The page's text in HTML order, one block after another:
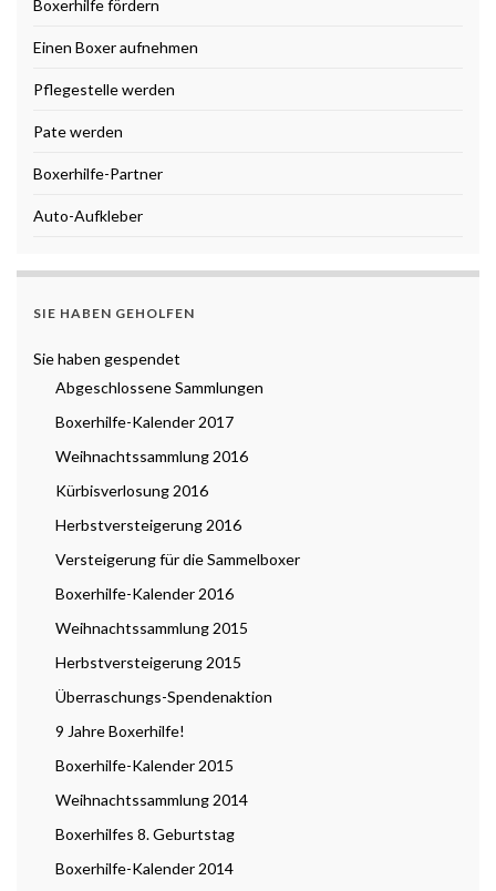
Boxerhilfe fördern
Einen Boxer aufnehmen
Pflegestelle werden
Pate werden
Boxerhilfe-Partner
Auto-Aufkleber
SIE HABEN GEHOLFEN
Sie haben gespendet
Abgeschlossene Sammlungen
Boxerhilfe-Kalender 2017
Weihnachtssammlung 2016
Kürbisverlosung 2016
Herbstversteigerung 2016
Versteigerung für die Sammelboxer
Boxerhilfe-Kalender 2016
Weihnachtssammlung 2015
Herbstversteigerung 2015
Überraschungs-Spendenaktion
9 Jahre Boxerhilfe!
Boxerhilfe-Kalender 2015
Weihnachtssammlung 2014
Boxerhilfes 8. Geburtstag
Boxerhilfe-Kalender 2014